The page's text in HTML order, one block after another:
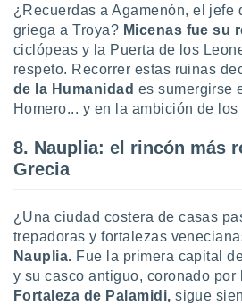
¿Recuerdas a Agamenón, el jefe
griega a Troya? Micenas fue su
ciclópeas y la Puerta de los
respeto. Recorrer estas ruinas
de la Humanidad es sumergirse
Homero... y en la ambición de los
8. Nauplia: el rincón más
Grecia
¿Una ciudad costera de casas
trepadoras y fortalezas
Nauplia. Fue la primera capital
y su casco antiguo, coronado por
Fortaleza de Palamidi, sigue